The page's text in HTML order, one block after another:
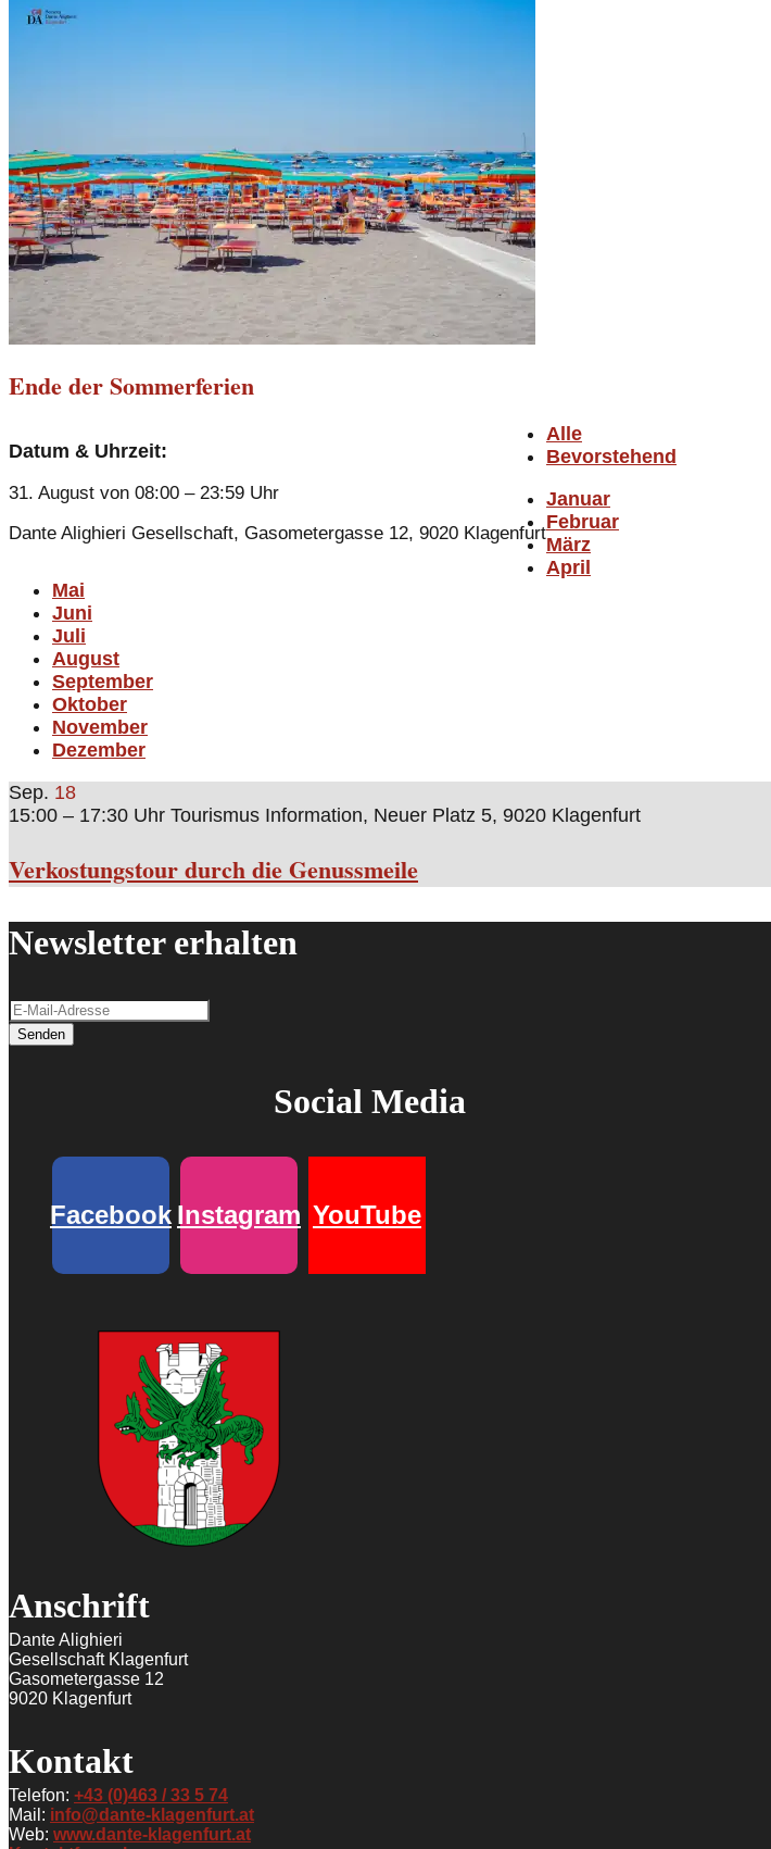
Ende der Sommerferien
Datum & Uhrzeit:
31. August von 08:00 – 23:59 Uhr
Dante Alighieri Gesellschaft, Gasometergasse 12, 9020 Klagenfurt
Alle
Bevorstehend
Januar
Februar
März
April
Mai
Juni
Juli
August
September
Oktober
November
Dezember
Sep. 18
15:00 – 17:30 Uhr Tourismus Information, Neuer Platz 5, 9020 Klagenfurt
Verkostungstour durch die Genussmeile
Newsletter erhalten
Senden
Social Media
Facebook Instagram YouTube
Anschrift
Dante Alighieri
Gesellschaft Klagenfurt
Gasometergasse 12
9020 Klagenfurt
Kontakt
Telefon: +43 (0)463 / 33 5 74
Mail: info@dante-klagenfurt.at
Web: www.dante-klagenfurt.at